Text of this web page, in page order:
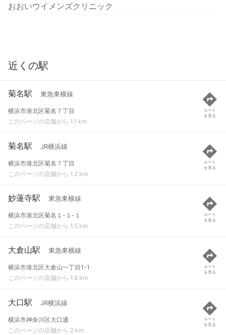
おおいウイメンズクリニック
近くの駅
菊名駅 東急東横線
横浜市港北区菊名７丁目
このページの店舗から 1.1 km
ルート
を見る
菊名駅 JR横浜線
横浜市港北区菊名７丁目
このページの店舗から 1.2 km
ルート
を見る
妙蓮寺駅 東急東横線
横浜市港北区菊名１-１-１
このページの店舗から 1.5 km
ルート
を見る
大倉山駅 東急東横線
横浜市港北区大倉山一丁目1-1
このページの店舗から 1.8 km
ルート
を見る
大口駅 JR横浜線
横浜市神奈川区大口通
このページの店舗から 2 km
ルート
を見る